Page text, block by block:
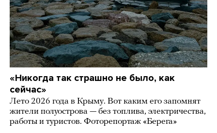
«Никогда так страшно не было, как
сейчас»
Лето 2026 года в Крыму. Вот каким его запомнят
жители полуострова — без топлива, электричества,
работы и туристов. Фоторепортаж «Берега»